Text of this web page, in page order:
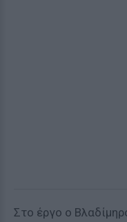
Στο έργο ο